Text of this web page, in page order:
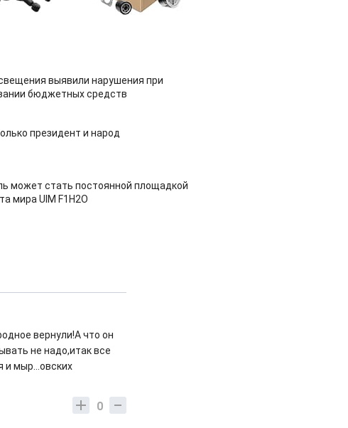
выявили нарушения при
бюджетных средств
президент и народ
может стать постоянной площадкой
мира UIM F1H2O
вернули!А что он
не надо,итак все
и мыр...овских
0